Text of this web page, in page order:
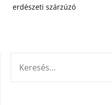
erdészeti szárzúzó